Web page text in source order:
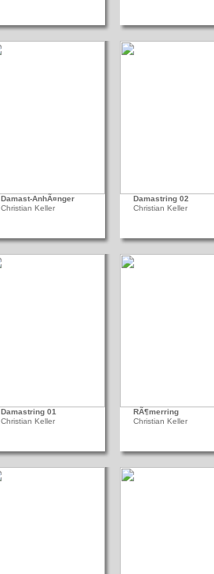
Damast-AnhÃ¤nger
Christian Keller
Damastring 02
Christian Keller
Damastring 01
Christian Keller
RÃ¶merring
Christian Keller